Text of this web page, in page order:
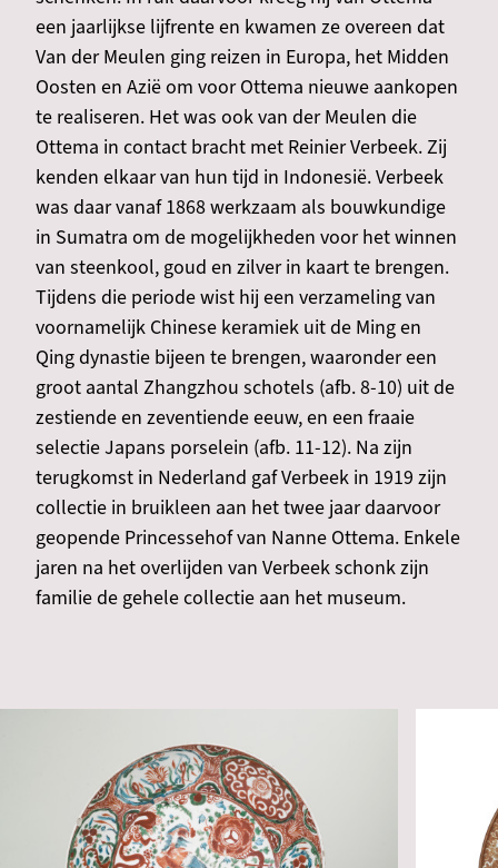
een jaarlijkse lijfrente en kwamen ze overeen dat
Van der Meulen ging reizen in Europa, het Midden
Oosten en Azië om voor Ottema nieuwe aankopen
te realiseren. Het was ook van der Meulen die
Ottema in contact bracht met Reinier Verbeek. Zij
kenden elkaar van hun tijd in Indonesië. Verbeek
was daar vanaf 1868 werkzaam als bouwkundige
in Sumatra om de mogelijkheden voor het winnen
van steenkool, goud en zilver in kaart te brengen.
Tijdens die periode wist hij een verzameling van
voornamelijk Chinese keramiek uit de Ming en
Qing dynastie bijeen te brengen, waaronder een
groot aantal Zhangzhou schotels (afb. 8-10) uit de
zestiende en zeventiende eeuw, en een fraaie
selectie Japans porselein (afb. 11-12). Na zijn
terugkomst in Nederland gaf Verbeek in 1919 zijn
collectie in bruikleen aan het twee jaar daarvoor
geopende Princessehof van Nanne Ottema. Enkele
jaren na het overlijden van Verbeek schonk zijn
familie de gehele collectie aan het museum.